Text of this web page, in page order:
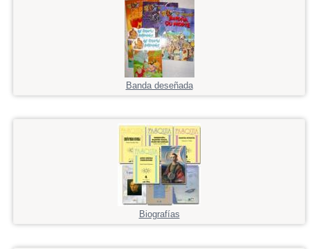
Banda deseñada
Biografías